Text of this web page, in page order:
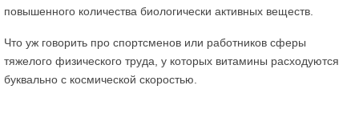
повышенного количества биологически активных веществ.
Что уж говорить про спортсменов или работников сферы
тяжелого физического труда, у которых витамины расходуются
буквально с космической скоростью.